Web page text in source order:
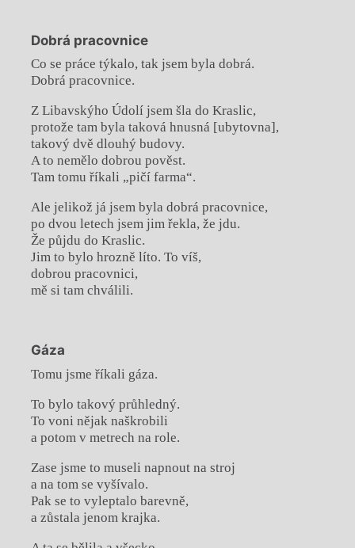
Dobrá pracovnice
Co se práce týkalo, tak jsem byla dobrá.
Dobrá pracovnice.
Z Libavskýho Údolí jsem šla do Kraslic,
protože tam byla taková hnusná [ubytovna],
takový dvě dlouhý budovy.
A to nemělo dobrou pověst.
Tam tomu říkali „pičí farma“.
Ale jelikož já jsem byla dobrá pracovnice,
po dvou letech jsem jim řekla, že jdu.
Že půjdu do Kraslic.
Jim to bylo hrozně líto. To víš,
dobrou pracovnici,
mě si tam chválili.
Gáza
Tomu jsme říkali gáza.
To bylo takový průhledný.
To voni nějak naškrobili
a potom v metrech na role.
Zase jsme to museli napnout na stroj
a na tom se vyšívalo.
Pak se to vyleptalo barevně,
a zůstala jenom krajka.